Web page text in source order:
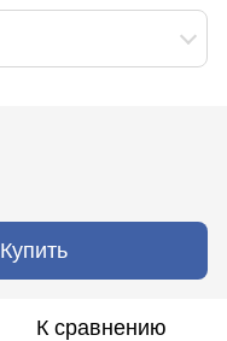
Купить
К сравнению